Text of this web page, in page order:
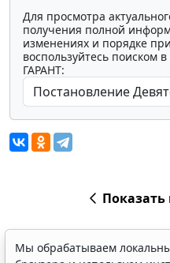
Для просмотра
получения полной
изменениях и порядке
воспользуйтесь поиском
ГАРАНТ:
Мы обрабатываем